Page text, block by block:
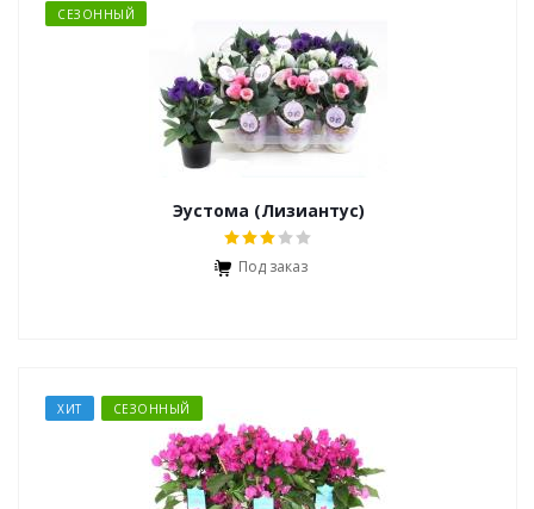
СЕЗОННЫЙ
Эустома (Лизиантус)
Под заказ
ХИТ СЕЗОННЫЙ